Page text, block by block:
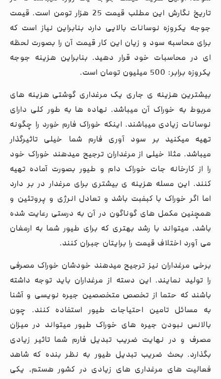
تاریخ نگارش این مطلب قیمت 25 هزار تومن است. قیمت
جوجه یکروزه نوسانات بالایی دارد بنابراین نیاز است که
برای محاسبه سود و زیان این کار قیمت آن را بصورت لحظه
ای در محاسبات خود قرار دهید. بنابراین هزینه جوجه
یکروزه برابر: 500 میلیون تومان است.
بیشترین هزینه ی جاری یک مرغداری گوشتی هزینه های
مربوط به خوراک آن میباشد. نهاده ها به طور کلی دارای
نوسانات زیادی میباشند. اینکه خوراک فارم خورد را چگونه
تهیه میکنید بر سود آوری فارم شما خیلی تاثیرگذار
میباشد. مثلا خیلی از مرغداران ترجیح میدهند خوراک خود
را از کارخانه جات خوراک دام و طیور بصورت آماده تهیه
کنند. این مسله هزینه ی بیشتری برای مرغدار در بر دارد
اما اگر خوراک با کبفبت باشد و تعادل انرژی و پروتئین و
همچنین مکمل های گوناگون در آن به درستی رعایت شده
باشد، میتواند با رشد بهتری که برای طیور شما به ارمغان
می آورد اختلاف قیمت را برایتان جبران کنند.
برخی مرغداران نیز ترجیح میدهند خودشان خوراک مصرفی
را تولید نمایند. این دسته از مرغداران باید توجه داشته
باشند که حتما از تخصص متخصصین جیره نویسی و آشنا
به مسائل تامین احتیاجات طیور استفاده کنند. چون
بالانس نبودن جیره های خوراک طیور میتواند در میزان
مصرف و در نهایت ضریب تبدیل فارم شما تاثیر زیادی
بگذارد. بحث ضریب تبدیل طیور به نظر بنده که شاهد
فعالیت های مرغداری های زیادی در کشور هستم، یکی